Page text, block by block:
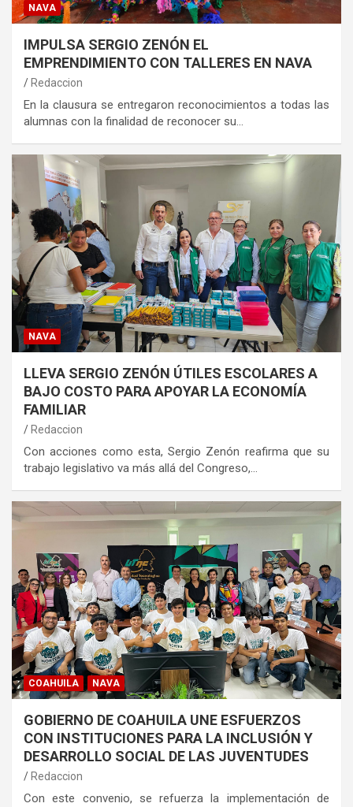
NAVA
IMPULSA SERGIO ZENÓN EL
EMPRENDIMIENTO CON TALLERES EN NAVA
Redaccion
En la clausura se entregaron reconocimientos a todas las
alumnas con la finalidad de reconocer su…
NAVA
LLEVA SERGIO ZENÓN ÚTILES ESCOLARES A
BAJO COSTO PARA APOYAR LA ECONOMÍA
FAMILIAR
Redaccion
Con acciones como esta, Sergio Zenón reafirma que su
trabajo legislativo va más allá del Congreso,…
COAHUILA NAVA
GOBIERNO DE COAHUILA UNE ESFUERZOS
CON INSTITUCIONES PARA LA INCLUSIÓN Y
DESARROLLO SOCIAL DE LAS JUVENTUDES
Redaccion
Con este convenio, se refuerza la implementación de